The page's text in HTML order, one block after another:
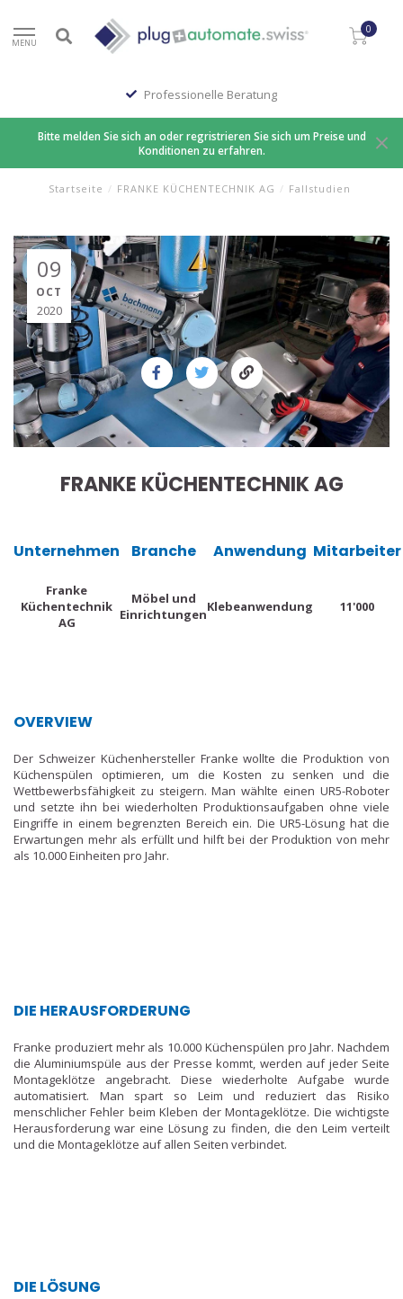
MENU
0
Professionelle Beratung
Bitte melden Sie sich an oder regristrieren Sie sich um Preise und
Konditionen zu erfahren.
Startseite / FRANKE KÜCHENTECHNIK AG / Fallstudien
09
OCT
2020
FRANKE KÜCHENTECHNIK AG
Unternehmen Branche Anwendung Mitarbeiter
Franke
Küchentechnik
AG
Möbel und
EinrichtungenKlebeanwendung 11'000
OVERVIEW
Der Schweizer Küchenhersteller Franke wollte die Produktion von
Küchenspülen optimieren, um die Kosten zu senken und die
Wettbewerbsfähigkeit zu steigern. Man wählte einen UR5-Roboter
und setzte ihn bei wiederholten Produktionsaufgaben ohne viele
Eingriffe in einem begrenzten Bereich ein. Die UR5-Lösung hat die
Erwartungen mehr als erfüllt und hilft bei der Produktion von mehr
als 10.000 Einheiten pro Jahr.
DIE HERAUSFORDERUNG
Franke produziert mehr als 10.000 Küchenspülen pro Jahr. Nachdem
die Aluminiumspüle aus der Presse kommt, werden auf jeder Seite
Montageklötze angebracht. Diese wiederholte Aufgabe wurde
automatisiert. Man spart so Leim und reduziert das Risiko
menschlicher Fehler beim Kleben der Montageklötze. Die wichtigste
Herausforderung war eine Lösung zu finden, die den Leim verteilt
und die Montageklötze auf allen Seiten verbindet.
DIE LÖSUNG